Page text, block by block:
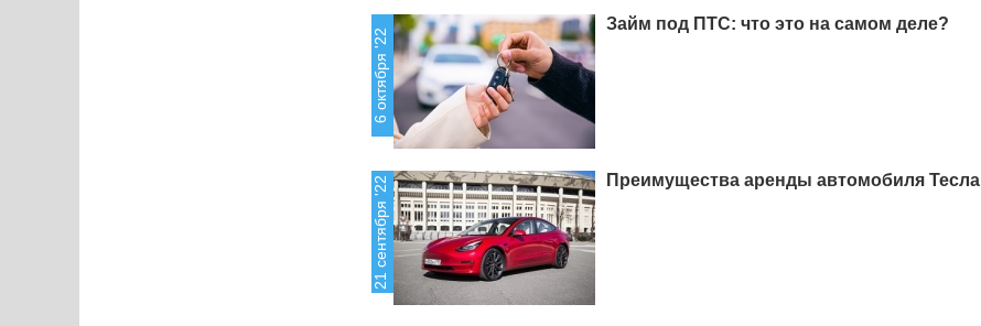
6 октября '22
Займ под ПТС: что это на самом деле?
21 сентября '22 Преимущества аренды автомобиля Тесла